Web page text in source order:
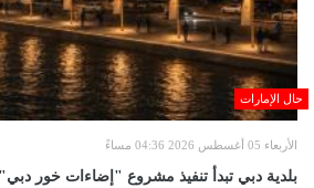
حال الإمارات
الأربعاء 05 أغسطس 2026 04:36 مساءً
بلدية دبي تبدأ تنفيذ مشروع "إضاءات خور دبي"